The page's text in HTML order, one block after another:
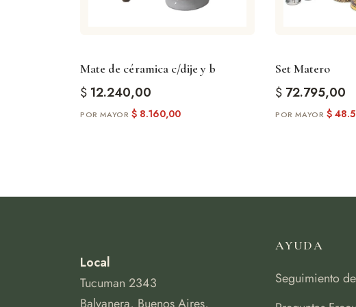
Mate de céramica c/dije y b
$ 12.240,00
$ 8.160,00
Set Matero
$ 72.795,00
$
Local
Tucuman 2343
AYUDA
Seguimiento